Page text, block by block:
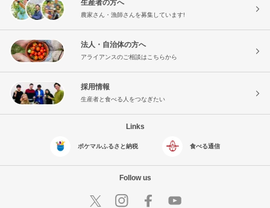
生産者の方へ
農家さん・漁師さんを募集しています!
法人・自治体の方へ
アライアンスのご相談はこちらから
採用情報
生産者と食べる人をつなぎたい
Links
ポケマルふるさと納税 食べる通信
Follow us